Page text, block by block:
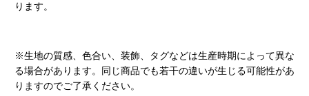
ります。
※生地の質感、色合い、装飾、タグなどは生産時期によって異な
る場合があります。同じ商品でも若干の違いが生じる可能性があ
りますのでご了承ください。